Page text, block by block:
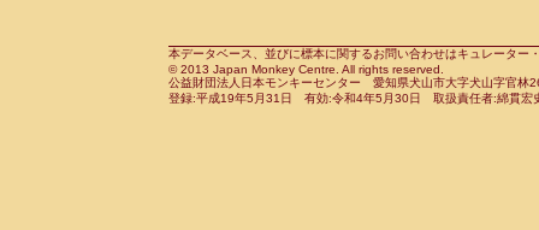
CercopithecidaePapio anubis(0)
CercopithecidaePapio cynocephalus
CercopithecidaePapio hamadryas(0)
CebidaeSaguinus leucopus(0)
CebidaeSaguinus midas(0)
Cebidae Saguinus mystax(0)
本データベース、並びに標本に関するお問い合わせはキュレータ
© 2013 Japan Monkey Centre. All rights reserved.
公益財団法人日本モンキーセンター 愛知県犬山市大字犬山字官
登録:平成19年5月31日 有効:令和4年5月30日 取扱責任者:綿貫宏